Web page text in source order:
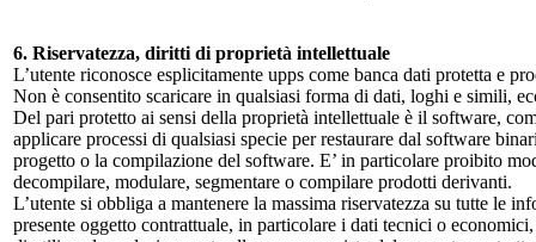
6. Riservatezza, diritti di proprietà intellettuale
L’utente riconosce esplicitamente upps come banca dati protetta e
Non è consentito scaricare in qualsiasi forma di dati, loghi e simili,
Del pari protetto ai sensi della proprietà intellettuale è il software,
applicare processi di qualsiasi specie per restaurare dal software
progetto o la compilazione del software. E’ in particolare proibito
decompilare, modulare, segmentare o compilare prodotti derivanti.
L’utente si obbliga a mantenere la massima riservatezza su tutte le
presente oggetto contrattuale, in particolare i dati tecnici o